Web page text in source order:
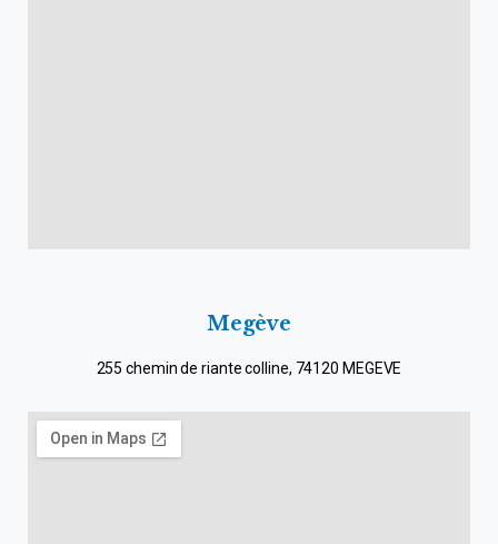
Megève
255 chemin de riante colline, 74120 MEGEVE